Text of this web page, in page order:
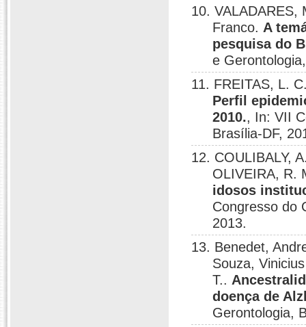
10. VALADARES,
Franco. A
pesquisa do
e
11. FREITAS, L.
Perfil
2010., In: VII
Brasília-DF,
12. COULIBALY,
OLIVEIRA, R.
idosos
Congresso do
2013.
13. Benedet,
Souza,
T..
doença de
Gerontologia,